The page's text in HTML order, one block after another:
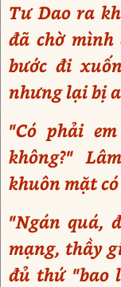
Tư Dao ra
đã chờ
bước đi
nhưng lại bị
"Có phải
không?"
khuôn mặt
"Ngán quá,
mạng, thầy
đủ thứ "bao